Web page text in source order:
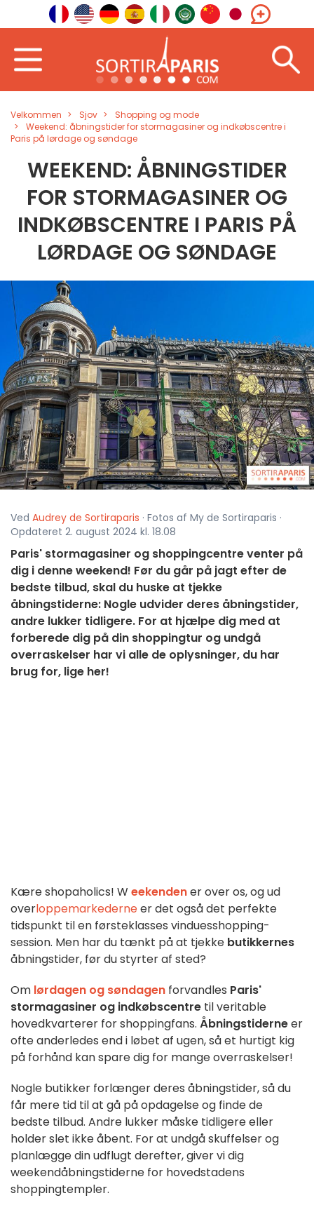
Velkommen Sjov
Shopping og mode
Weekend: åbningstider for stormagasiner og indkøbscentre i
Paris på lørdage og søndage
WEEKEND: ÅBNINGSTIDER
FOR STORMAGASINER OG
INDKØBSCENTRE I PARIS PÅ
LØRDAGE OG SØNDAGE
Ved Audrey de Sortiraparis · Fotos af My de Sortiraparis ·
Opdateret 2. august 2024 kl. 18.08
Paris' stormagasiner og shoppingcentre venter på
dig i denne weekend! Før du går på jagt efter de
bedste tilbud, skal du huske at tjekke
åbningstiderne: Nogle udvider deres åbningstider,
andre lukker tidligere. For at hjælpe dig med at
forberede dig på din shoppingtur og undgå
overraskelser har vi alle de oplysninger, du har
brug for, lige her!
Kære shopaholics! W eekendener over os, og ud
overloppemarkederneer det også det perfekte
tidspunkt til en førsteklasses vinduesshopping-
session. Men har du tænkt på at tjekke butikkernes
åbningstider, før du styrter af sted?
Om lørdagen og søndagen forvandles Paris'
stormagasiner og indkøbscentre til veritable
hovedkvarterer for shoppingfans. Åbningstiderneer
ofte anderledes end i løbet af ugen, så et hurtigt kig
på forhånd kan spare dig for mange overraskelser!
Nogle butikker forlænger deres åbningstider, så du
får mere tid til at gå på opdagelse og finde de
bedste tilbud. Andre lukker måske tidligere eller
holder slet ikke åbent. For at undgå skuffelser og
planlægge din udflugt derefter, giver vi dig
weekendåbningstiderne for hovedstadens
shoppingtempler.